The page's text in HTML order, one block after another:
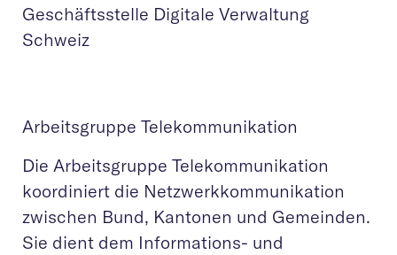
Geschäftsstelle Digitale Verwaltung
Schweiz
Arbeitsgruppe Telekommunikation
Die Arbeitsgruppe Telekommunikation
koordiniert die Netzwerkkommunikation
zwischen Bund, Kantonen und Gemeinden.
Sie dient dem Informations- und